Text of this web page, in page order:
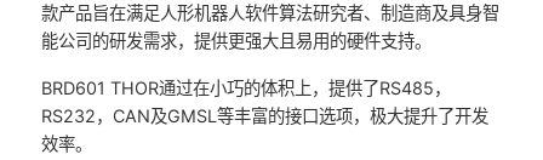
款产品旨在满足人形机器人软件算法研究者、制造商及具身智
能公司的研发需求，提供更强大且易用的硬件支持。
BRD601 THOR通过在小巧的体积上，提供了RS485，
RS232，CAN及GMSL等丰富的接口选项，极大提升了开发
效率。